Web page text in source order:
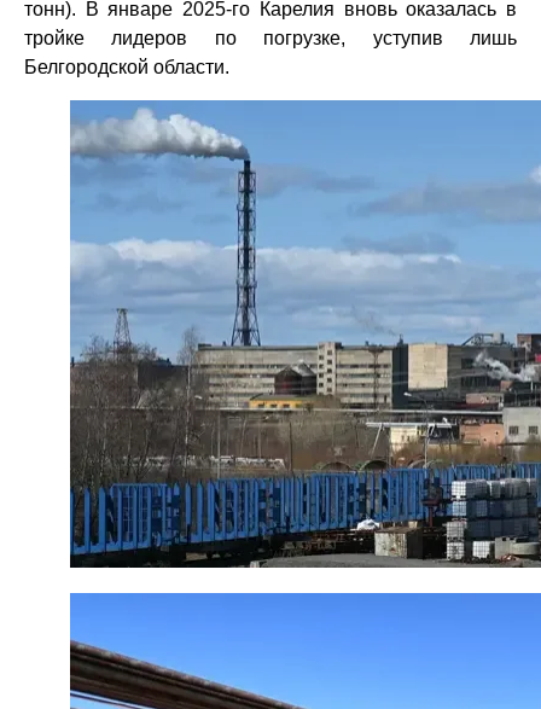
тонн). В январе 2025-го Карелия вновь оказалась в
тройке лидеров по погрузке, уступив лишь
Белгородской области.